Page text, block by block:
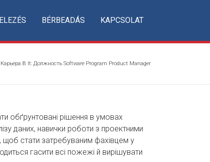
BÉRBEADÁS KAPCSOLAT
Карьера В It: Должность Software Program Product Manager
обґрунтовані рішення в умовах
даних, навички роботи з проектними
щоб стати затребуваним фахівцем у
гасити всі пожежі й вирішувати